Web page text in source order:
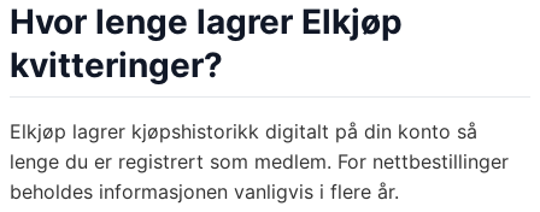
Hvor lenge lagrer Elkjøp
kvitteringer?
Elkjøp lagrer kjøpshistorikk digitalt på din konto så
lenge du er registrert som medlem. For nettbestillinger
beholdes informasjonen vanligvis i flere år.